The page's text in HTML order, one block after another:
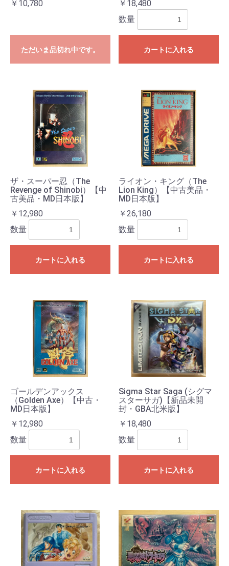
￥10,780
ただいま品切れ中です。
￥18,480
数量
カートに入れる
ザ・スーパー忍（The
Revenge of Shinobi）【中
古美品・MD日本版】
￥12,980
数量
カートに入れる
ライオン・キング（The
Lion King）【中古美品・
MD日本版】
￥26,180
数量
カートに入れる
ゴールデンアックス
（Golden Axe）【中古・
MD日本版】
￥12,980
数量
カートに入れる
Sigma Star Saga (シグマ
スターサガ)【新品未開
封・GBA北米版】
￥18,480
数量
カートに入れる
お買い物を続ける カートへ進む